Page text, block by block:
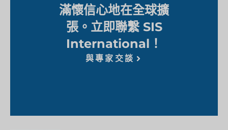
滿懷信心地在全球擴
張。立即聯繫 SIS
International！
與專家交談